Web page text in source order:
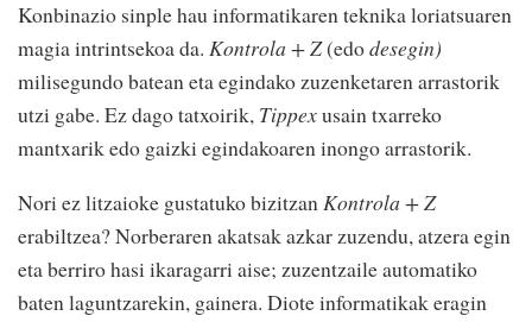
Konbinazio sinple hau informatikaren teknika loriatsuaren
magia intrintsekoa da. Kontrola + Z(edodesegin)
milisegundo batean eta egindako zuzenketaren arrastorik
utzi gabe. Ez dago tatxoirik, Tippexusain txarreko
mantxarik edo gaizki egindakoaren inongo arrastorik.
Nori ez litzaioke gustatuko bizitzanKontrola + Z
erabiltzea? Norberaren akatsak azkar zuzendu, atzera egin
eta berriro hasi ikaragarri aise; zuzentzaile automatiko
baten laguntzarekin, gainera. Diote informatikak eragin